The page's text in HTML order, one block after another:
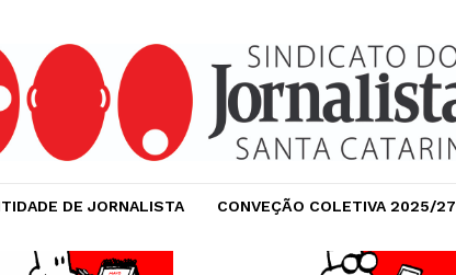
DE JORNALISTA CONVEÇÃO COLETIVA 2025/27